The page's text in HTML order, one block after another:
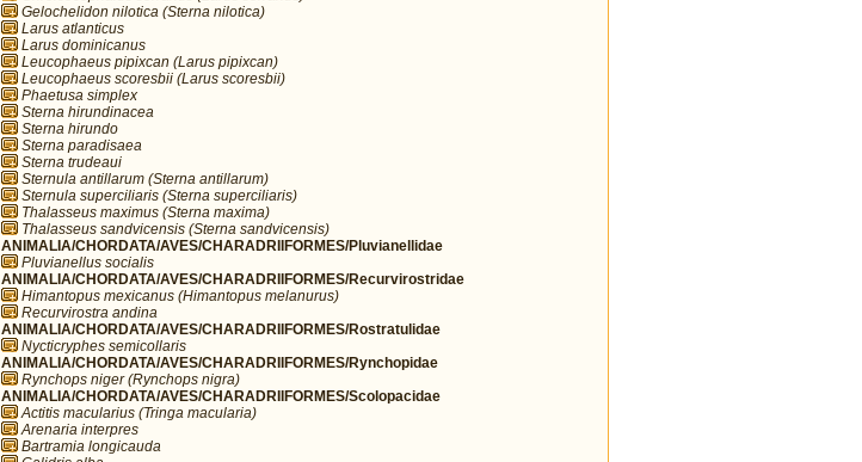
Gelochelidon nilotica (Sterna nilotica)
Larus atlanticus
Larus dominicanus
Leucophaeus pipixcan (Larus pipixcan)
Leucophaeus scoresbii (Larus scoresbii)
Phaetusa simplex
Sterna hirundinacea
Sterna hirundo
Sterna paradisaea
Sterna trudeaui
Sternula antillarum (Sterna antillarum)
Sternula superciliaris (Sterna superciliaris)
Thalasseus maximus (Sterna maxima)
Thalasseus sandvicensis (Sterna sandvicensis)
ANIMALIA/CHORDATA/AVES/CHARADRIIFORMES/Pluvianellidae
Pluvianellus socialis
ANIMALIA/CHORDATA/AVES/CHARADRIIFORMES/Recurvirostridae
Himantopus mexicanus (Himantopus melanurus)
Recurvirostra andina
ANIMALIA/CHORDATA/AVES/CHARADRIIFORMES/Rostratulidae
Nycticryphes semicollaris
ANIMALIA/CHORDATA/AVES/CHARADRIIFORMES/Rynchopidae
Rynchops niger (Rynchops nigra)
ANIMALIA/CHORDATA/AVES/CHARADRIIFORMES/Scolopacidae
Actitis macularius (Tringa macularia)
Arenaria interpres
Bartramia longicauda